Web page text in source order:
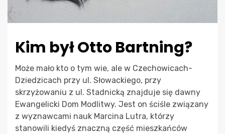
Kim był Otto Bartning?
Może mało kto o tym wie, ale w Czechowicach-
Dziedzicach przy ul. Słowackiego, przy
skrzyżowaniu z ul. Stadnicką znajduje się dawny
Ewangelicki Dom Modlitwy. Jest on ściśle związany
z wyznawcami nauk Marcina Lutra, którzy
stanowili kiedyś znaczną część mieszkańców